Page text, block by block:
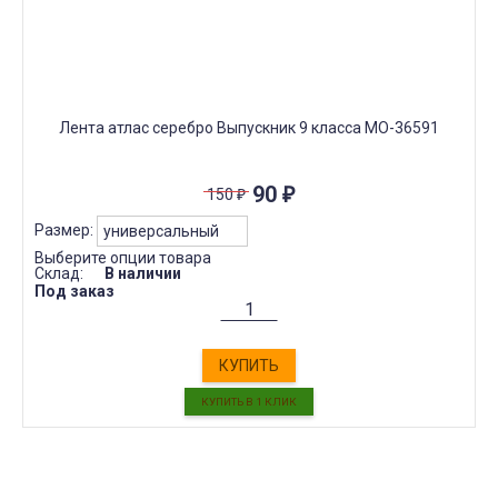
Лента атлас серебро Выпускник 9 класса МО-36591
150₽ 90 ₽
Размер:
Выберите опции товара
Склад:
В наличии
Под заказ
КУПИТЬ